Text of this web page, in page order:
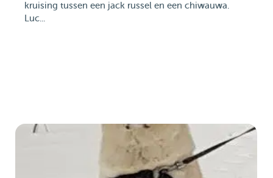
kruising tussen een jack russel en een chiwauwa.
Luc...